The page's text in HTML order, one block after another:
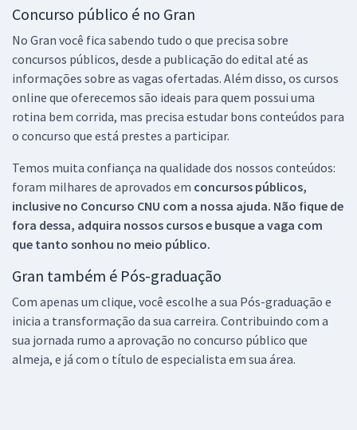
Concurso público é no Gran
No Gran você fica sabendo tudo o que precisa sobre
concursos públicos, desde a publicação do edital até as
informações sobre as vagas ofertadas. Além disso, os cursos
online que oferecemos são ideais para quem possui uma
rotina bem corrida, mas precisa estudar bons conteúdos para
o concurso que está prestes a participar.
Temos muita confiança na qualidade dos nossos conteúdos:
foram milhares de aprovados em concursos públicos,
inclusive no Concurso CNU com a nossa ajuda. Não fique de
fora dessa, adquira nossos cursos e busque a vaga com
que tanto sonhou no meio público.
Gran também é Pós-graduação
Com apenas um clique, você escolhe a sua Pós-graduação e
inicia a transformação da sua carreira. Contribuindo com a
sua jornada rumo a aprovação no concurso público que
almeja, e já com o título de especialista em sua área.